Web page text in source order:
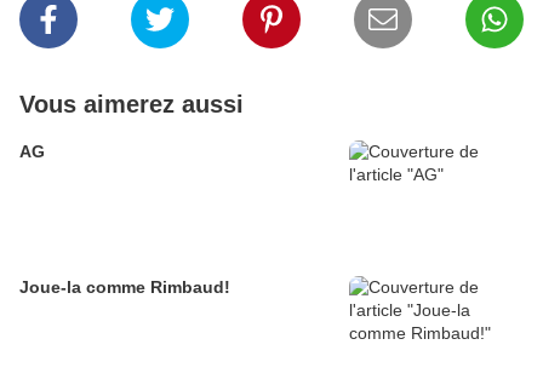
Vous aimerez aussi
AG
Joue-la comme Rimbaud!